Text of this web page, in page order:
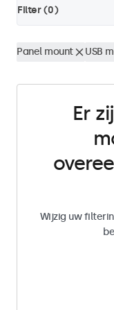
Filter (0)
Panel mount USB
Er
Wijzig uw